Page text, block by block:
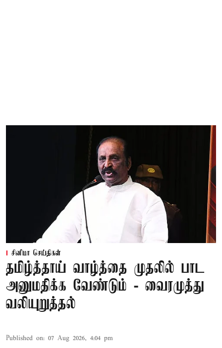
சினிமா செய்திகள்
தமிழ்த்தாய் வாழ்த்தை முதலில் பாட
அனுமதிக்க வேண்டும் - வைரமுத்து
வலியுறுத்தல்
Published on: 07 Aug 2026, 4:04 pm